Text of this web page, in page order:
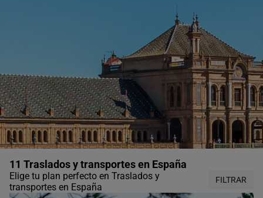
11 Traslados y transportes en España
Elige tu plan perfecto en Traslados y
transportes en España
FILTRAR